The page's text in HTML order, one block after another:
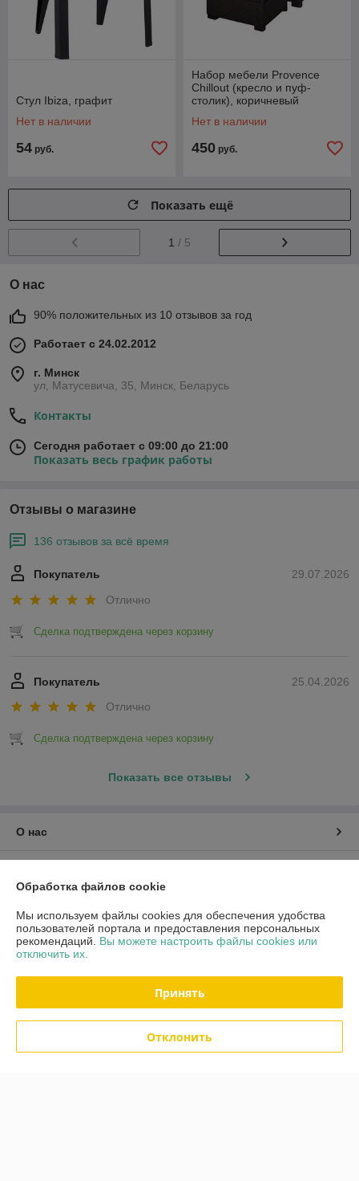
Стул Ibiza, графит
Нет в наличии
54 руб.
Набор мебели Provence
Chillout (кресло и пуф-
столик), коричневый
Нет в наличии
450 руб.
Показать ещё
1 / 5
О нас
90% положительных из 10 отзывов за год
Работает с 24.02.2012
г. Минск
ул, Матусевича, 35, Минск, Беларусь
Контакты
Сегодня работает с 09:00 до 21:00
Показать весь график работы
Отзывы о магазине
136 отзывов за всё время
29.07.2026
Покупатель
Отлично
Сделка подтверждена через корзину
25.04.2026
Покупатель
Отлично
Сделка подтверждена через корзину
Показать все отзывы
О нас
График работы
Политика обработки cookies
Обработка файлов cookie
Мы используем файлы cookies для обеспечения удобства
пользователей портала и предоставления персональных
рекомендаций. Вы можете настроить файлы cookies или
отключить их.
Принять
Отклонить